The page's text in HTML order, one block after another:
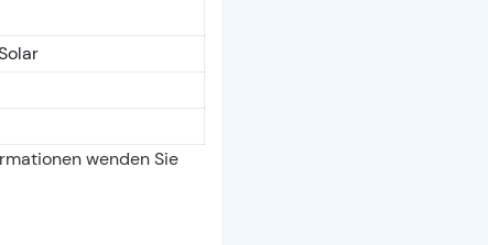
wenden Sie